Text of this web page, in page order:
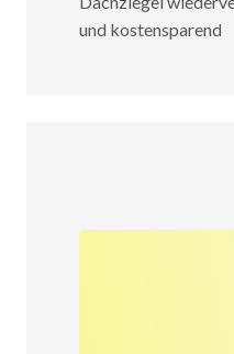
und kostensparend